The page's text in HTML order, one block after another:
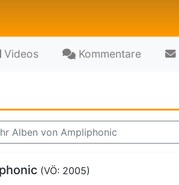
Videos Kommentare
Alben von Ampliphonic
(VÖ: 2005)